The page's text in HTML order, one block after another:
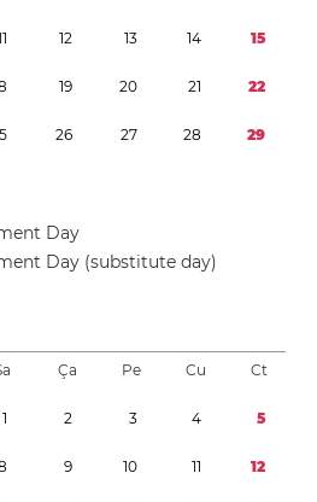
1 12 13 14 15
19 20 21 22
5 26 27 28 29
Day
Day (substitute day)
Ça Pe Cu Ct
1 2 3 4 5
9 10 11 12